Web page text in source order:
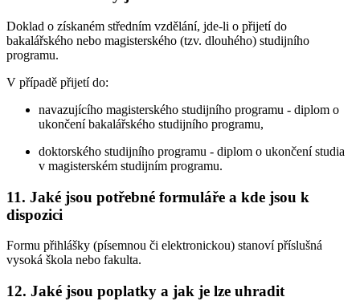
Doklad o získaném středním vzdělání, jde-li o přijetí do
bakalářského nebo magisterského (tzv. dlouhého) studijního
programu.
V případě přijetí do:
navazujícího magisterského studijního programu - diplom o
ukončení bakalářského studijního programu,
doktorského studijního programu - diplom o ukončení studia
v magisterském studijním programu.
11. Jaké jsou potřebné formuláře a kde jsou k
dispozici
Formu přihlášky (písemnou či elektronickou) stanoví příslušná
vysoká škola nebo fakulta.
12. Jaké jsou poplatky a jak je lze uhradit